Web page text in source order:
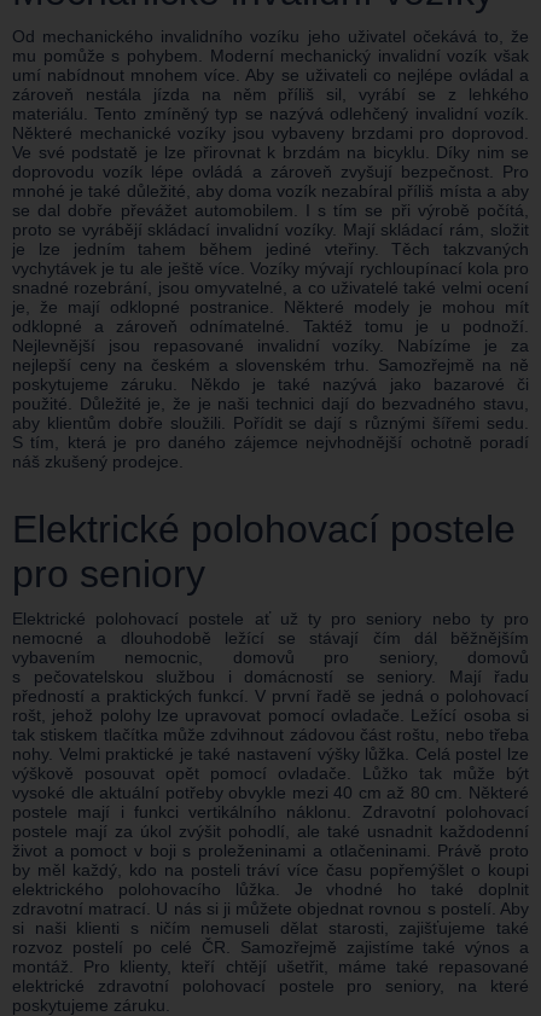
Od mechanického invalidního vozíku jeho uživatel očekává to, že
mu pomůže s pohybem. Moderní mechanický invalidní vozík však
umí nabídnout mnohem více. Aby se uživateli co nejlépe ovládal a
zároveň nestála jízda na něm příliš sil, vyrábí se z lehkého
materiálu. Tento zmíněný typ se nazývá odlehčený invalidní vozík.
Některé mechanické vozíky jsou vybaveny brzdami pro doprovod.
Ve své podstatě je lze přirovnat k brzdám na bicyklu. Díky nim se
doprovodu vozík lépe ovládá a zároveň zvyšují bezpečnost. Pro
mnohé je také důležité, aby doma vozík nezabíral příliš místa a aby
se dal dobře převážet automobilem. I s tím se při výrobě počítá,
proto se vyrábějí skládací invalidní vozíky. Mají skládací rám, složit
je lze jedním tahem během jediné vteřiny. Těch takzvaných
vychytávek je tu ale ještě více. Vozíky mývají rychloupínací kola pro
snadné rozebrání, jsou omyvatelné, a co uživatelé také velmi ocení
je, že mají odklopné postranice. Některé modely je mohou mít
odklopné a zároveň odnímatelné. Taktéž tomu je u podnoží.
Nejlevnější jsou repasované invalidní vozíky. Nabízíme je za
nejlepší ceny na českém a slovenském trhu. Samozřejmě na ně
poskytujeme záruku. Někdo je také nazývá jako bazarové či
použité. Důležité je, že je naši technici dají do bezvadného stavu,
aby klientům dobře sloužili. Pořídit se dají s různými šířemi sedu.
S tím, která je pro daného zájemce nejvhodnější ochotně poradí
náš zkušený prodejce.
Elektrické polohovací postele
pro seniory
Elektrické polohovací postele ať už ty pro seniory nebo ty pro
nemocné a dlouhodobě ležící se stávají čím dál běžnějším
vybavením nemocnic, domovů pro seniory, domovů
s pečovatelskou službou i domácností se seniory. Mají řadu
předností a praktických funkcí. V první řadě se jedná o polohovací
rošt, jehož polohy lze upravovat pomocí ovladače. Ležící osoba si
tak stiskem tlačítka může zdvihnout zádovou část roštu, nebo třeba
nohy. Velmi praktické je také nastavení výšky lůžka. Celá postel lze
výškově posouvat opět pomocí ovladače. Lůžko tak může být
vysoké dle aktuální potřeby obvykle mezi 40 cm až 80 cm. Některé
postele mají i funkci vertikálního náklonu. Zdravotní polohovací
postele mají za úkol zvýšit pohodlí, ale také usnadnit každodenní
život a pomoct v boji s proleženinami a otlačeninami. Právě proto
by měl každý, kdo na posteli tráví více času popřemýšlet o koupi
elektrického polohovacího lůžka. Je vhodné ho také doplnit
zdravotní matrací. U nás si ji můžete objednat rovnou s postelí. Aby
si naši klienti s ničím nemuseli dělat starosti, zajišťujeme také
rozvoz postelí po celé ČR. Samozřejmě zajistíme také výnos a
montáž. Pro klienty, kteří chtějí ušetřit, máme také repasované
elektrické zdravotní polohovací postele pro seniory, na které
poskytujeme záruku.